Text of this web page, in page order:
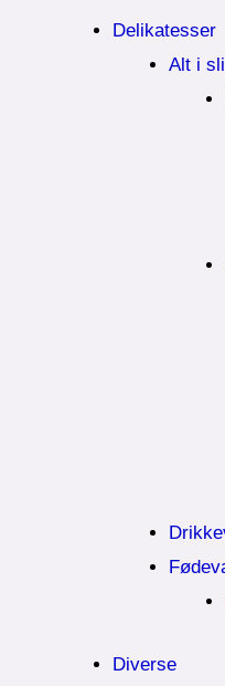
Delikatesser
Alt i
Diverse